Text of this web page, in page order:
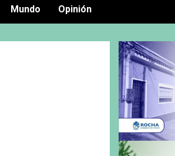
Mundo Opinión